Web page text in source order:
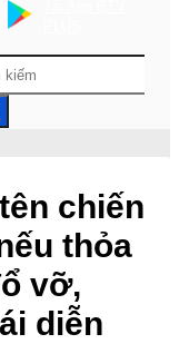
chiến
thỏa
vỡ,
diễn